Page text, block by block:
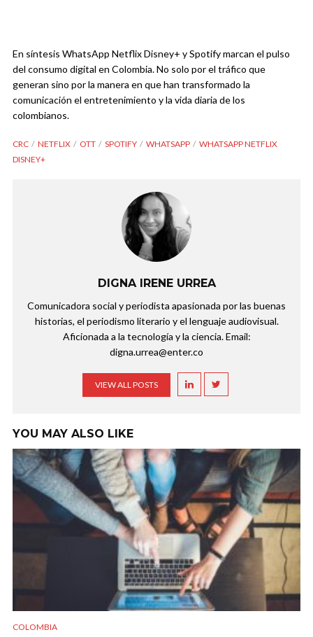
En síntesis WhatsApp Netflix Disney+ y Spotify marcan el pulso
del consumo digital en Colombia. No solo por el tráfico que
generan sino por la manera en que han transformado la
comunicación el entretenimiento y la vida diaria de los
colombianos.
CRC NETFLIX OTT SPOTIFY WHATSAPP
WHATSAPP NETFLIX
DISNEY+
DIGNA IRENE URREA
Comunicadora social y periodista apasionada por las buenas
historias, el periodismo literario y el lenguaje audiovisual.
Aficionada a la tecnología y la ciencia. Email:
digna.urrea@enter.co
VIEW ALL POSTS
YOU MAY ALSO LIKE
COLOMBIA